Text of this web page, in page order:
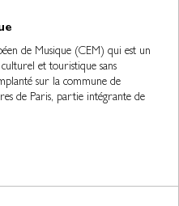
de Musique (CEM) qui est un
et touristique sans
sur la commune de
de Paris, partie intégrante de